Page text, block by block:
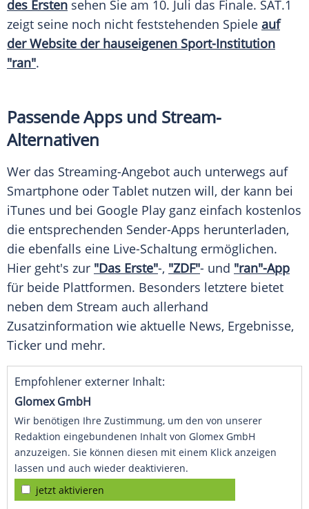
des Ersten sehen Sie am 10. Juli das Finale. SAT.1
zeigt seine noch nicht feststehenden Spiele auf
derWebsite der hauseigenen Sport-Institution
"ran".
Passende Apps und Stream-
Alternativen
Wer das Streaming-Angebot auch unterwegs auf
Smartphone oder Tablet nutzen will, der kann bei
iTunes und bei Google Play ganz einfach kostenlos
die entsprechenden Sender-Apps herunterladen,
die ebenfalls eine Live-Schaltung ermöglichen.
Hier geht's zur "Das Erste"-, "ZDF"- und "ran"-App
für beide Plattformen. Besonders letztere bietet
neben dem Stream auch allerhand
Zusatzinformation wie aktuelle News, Ergebnisse,
Ticker und mehr.
Empfohlener externer Inhalt:
Glomex GmbH
Wir benötigen Ihre Zustimmung, um den von unserer
Redaktion eingebundenen Inhalt von Glomex GmbH
anzuzeigen. Sie können diesen mit einem Klick anzeigen
lassen und auch wieder deaktivieren.
jetzt aktivieren